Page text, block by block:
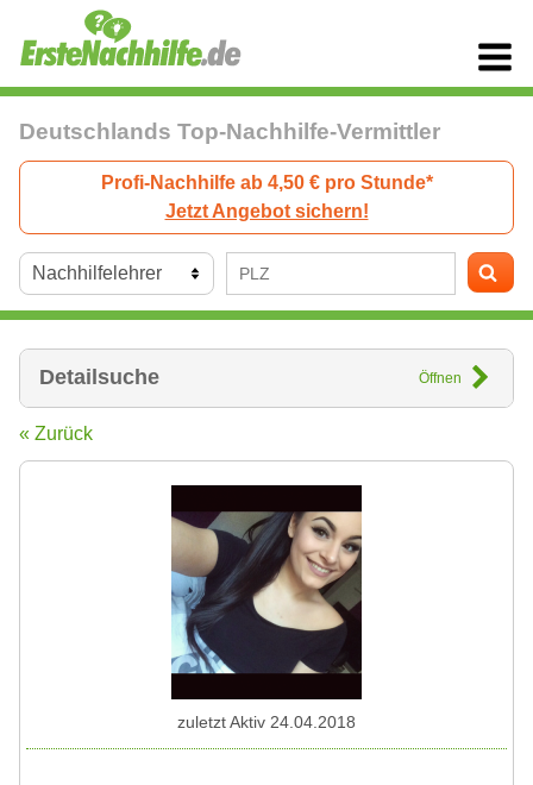
Deutschlands Top-Nachhilfe-Vermittler
Profi-Nachhilfe ab 4,50 € pro Stunde*
Jetzt Angebot sichern!
Detailsuche Öffnen
« Zurück
zuletzt Aktiv 24.04.2018